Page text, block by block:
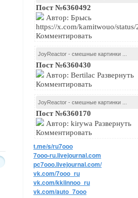
Пост №6360492
Автор: Брысь
https://x.com/kamitwouo/status/
Комментировать
JoyReactor - смешные картинки ...
Пост №6360430
Автор: Bertilac Развернуть
Комментировать
JoyReactor - смешные картинки ...
Пост №6360170
Автор: kirywa Развернуть
Комментировать
t.me/s/ru7ooo
7ooo-ru.livejournal.com
pc7ooo.livejournal.com/
vk.com/7ooo_ru
vk.com/kkiinnoo_ru
vk.com/auto_7ooo